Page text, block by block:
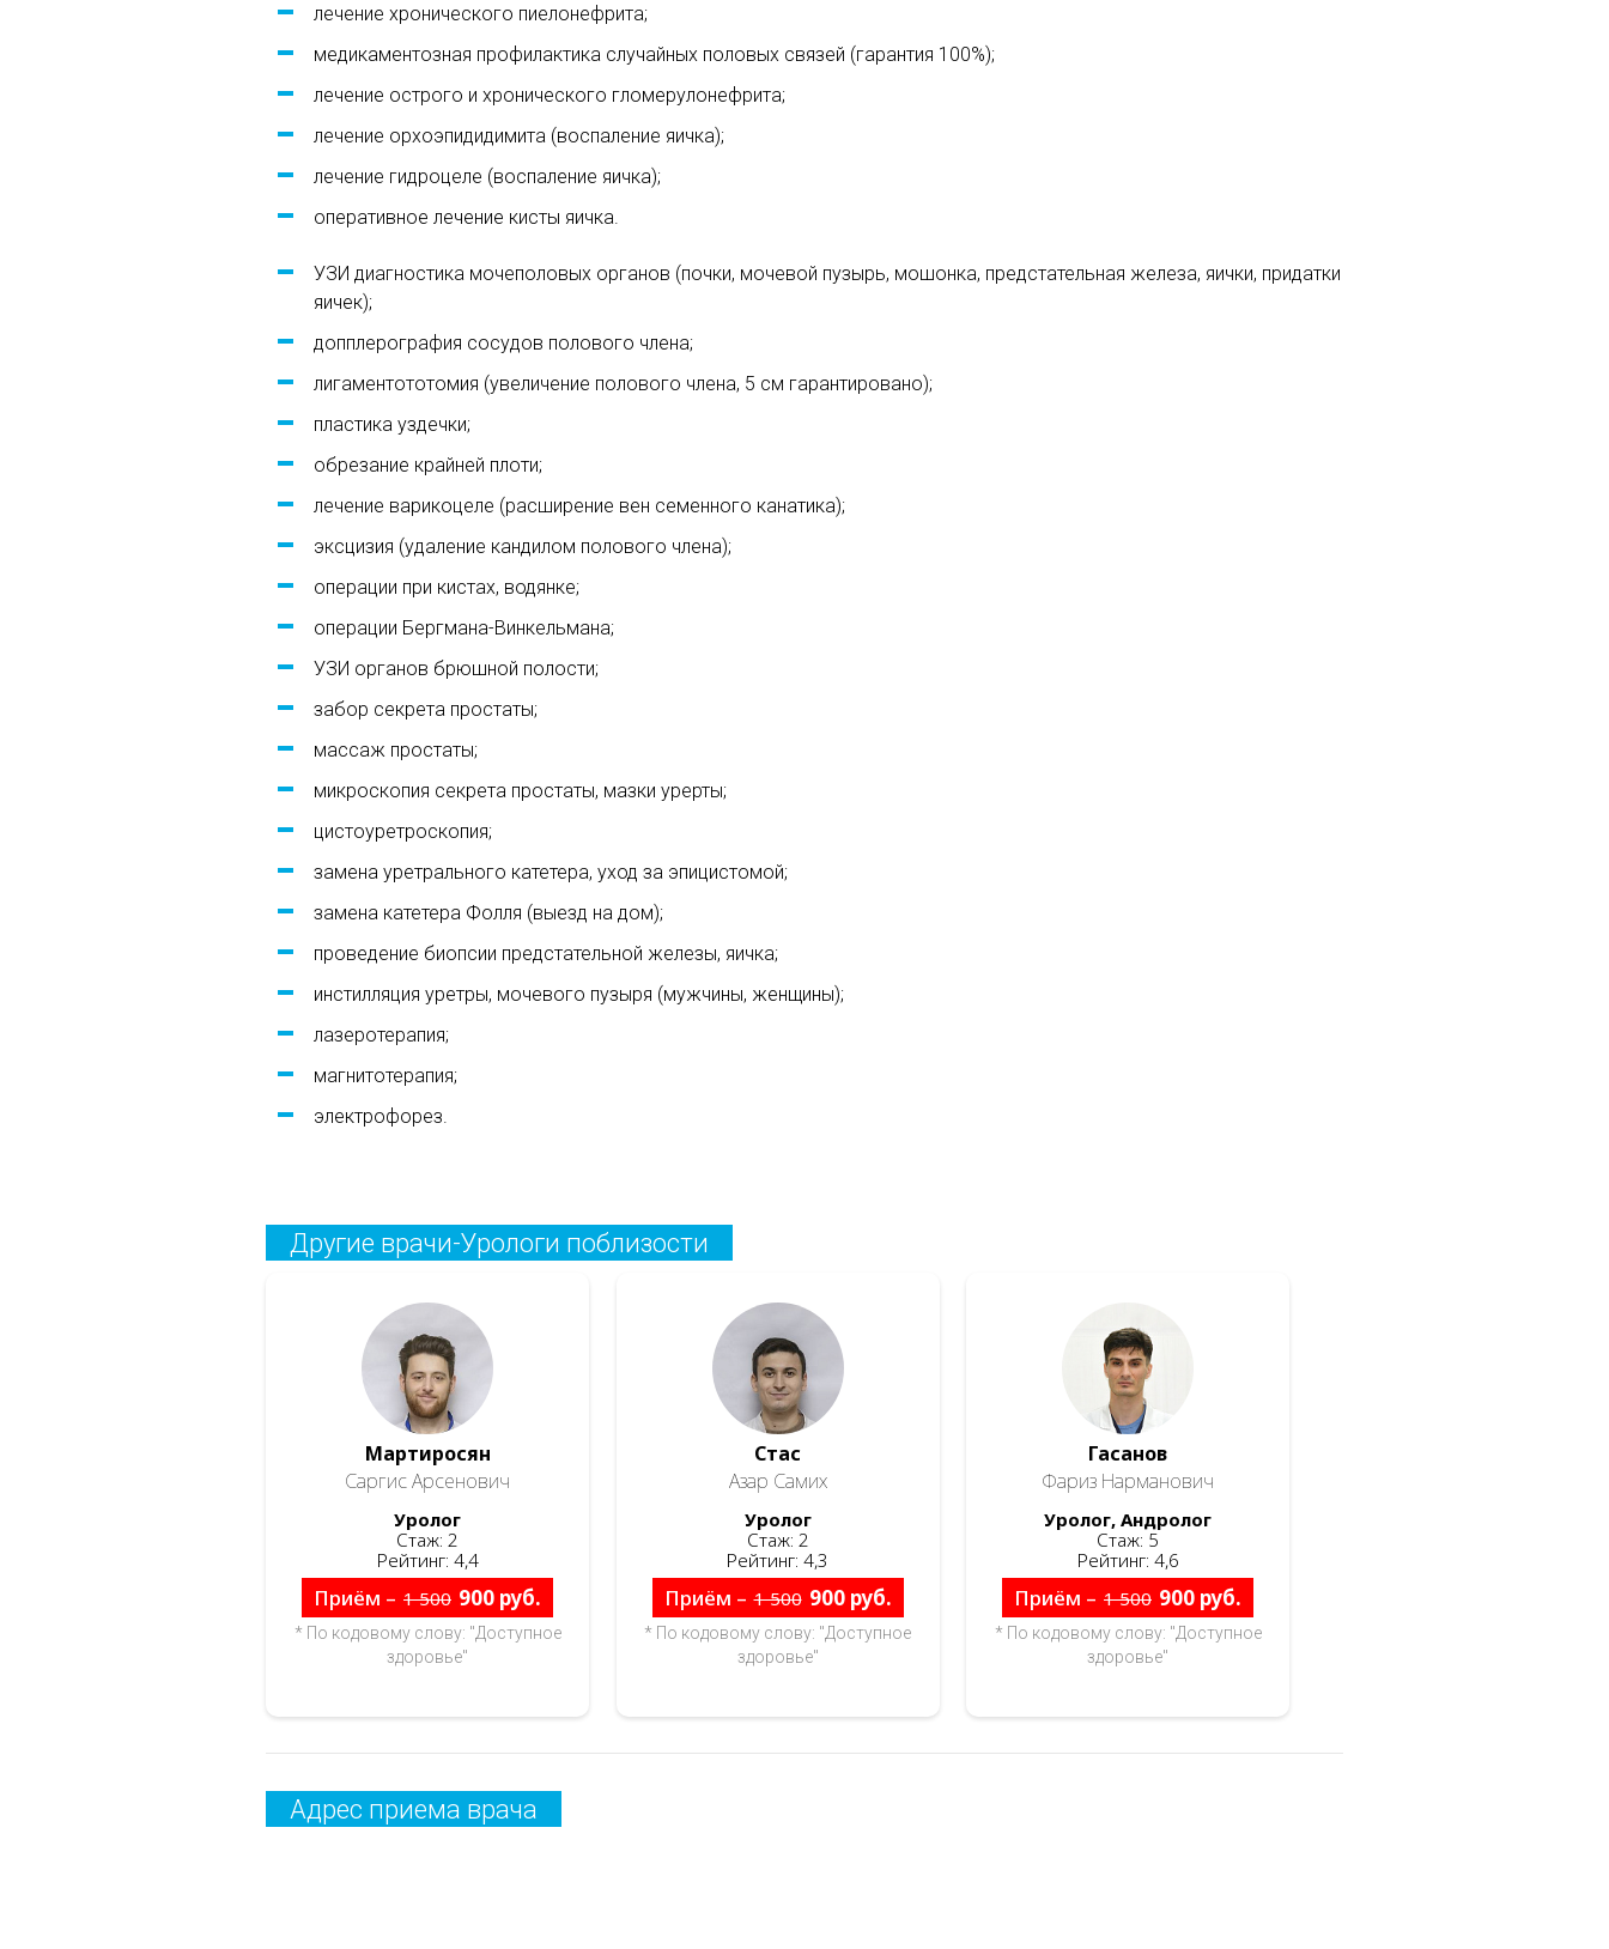
лечение хронического пиелонефрита;
медикаментозная профилактика случайных половых связей (гарантия 100%);
лечение острого и хронического гломерулонефрита;
лечение орхоэпидидимита (воспаление яичка);
лечение гидроцеле (воспаление яичка);
оперативное лечение кисты яичка.
УЗИ диагностика мочеполовых органов (почки, мочевой пузырь, мошонка, предстательная железа, яички, придатки
яичек);
допплерография сосудов полового члена;
лигаментототомия (увеличение полового члена, 5 см гарантировано);
пластика уздечки;
обрезание крайней плоти;
лечение варикоцеле (расширение вен семенного канатика);
эксцизия (удаление кандилом полового члена);
операции при кистах, водянке;
операции Бергмана-Винкельмана;
УЗИ органов брюшной полости;
забор секрета простаты;
массаж простаты;
микроскопия секрета простаты, мазки урерты;
цистоуретроскопия;
замена уретрального катетера, уход за эпицистомой;
замена катетера Фолля (выезд на дом);
проведение биопсии предстательной железы, яичка;
инстилляция уретры, мочевого пузыря (мужчины, женщины);
лазеротерапия;
магнитотерапия;
электрофорез.
Другие врачи-Урологи поблизости
Мартиросян
Саргис Арсенович
Уролог
Стаж: 2
Рейтинг: 4,4
Приём – 1 500 900 руб.
* По кодовому слову: "Доступное
здоровье"
Стас
Азар Самих
Уролог
Стаж: 2
Рейтинг: 4,3
Приём – 1 500 900 руб.
* По кодовому слову: "Доступное
здоровье"
Гасанов
Фариз Нарманович
Уролог, Андролог
Стаж: 5
Рейтинг: 4,6
Приём – 1 500 900 руб.
* По кодовому слову: "Доступное
здоровье"
Адрес приема врача